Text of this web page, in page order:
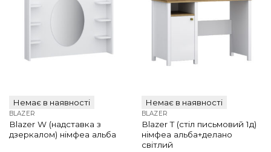
Немає в наявності
BLAZER
Blazer W (надставка з
дзеркалом) німфеа альба
Немає в наявності
BLAZER
Blazer T (стіл письмовий 1д)
німфеа альба+делано
світлий